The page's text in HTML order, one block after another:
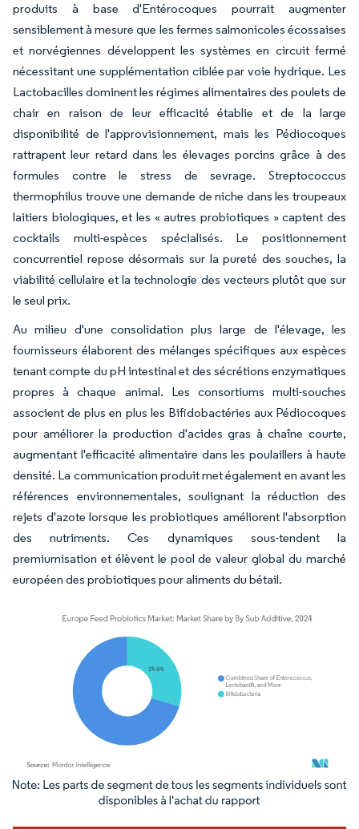
produits à base d'Entérocoques pourrait augmenter
sensiblement à mesure que les fermes salmonicoles écossaises
et norvégiennes développent les systèmes en circuit fermé
nécessitant une supplémentation ciblée par voie hydrique. Les
Lactobacilles dominent les régimes alimentaires des poulets de
chair en raison de leur efficacité établie et de la large
disponibilité de l'approvisionnement, mais les Pédiocoques
rattrapent leur retard dans les élevages porcins grâce à des
formules contre le stress de sevrage. Streptococcus
thermophilus trouve une demande de niche dans les troupeaux
laitiers biologiques, et les « autres probiotiques » captent des
cocktails multi-espèces spécialisés. Le positionnement
concurrentiel repose désormais sur la pureté des souches, la
viabilité cellulaire et la technologie des vecteurs plutôt que sur
le seul prix.
Au milieu d'une consolidation plus large de l'élevage, les
fournisseurs élaborent des mélanges spécifiques aux espèces
tenant compte du pH intestinal et des sécrétions enzymatiques
propres à chaque animal. Les consortiums multi-souches
associent de plus en plus les Bifidobactéries aux Pédiocoques
pour améliorer la production d'acides gras à chaîne courte,
augmentant l'efficacité alimentaire dans les poulaillers à haute
densité. La communication produit met également en avant les
références environnementales, soulignant la réduction des
rejets d'azote lorsque les probiotiques améliorent l'absorption
des nutriments. Ces dynamiques sous-tendent la
premiumisation et élèvent le pool de valeur global du marché
européen des probiotiques pour aliments du bétail.
Image © Mordor Intelligence. La réutilisation nécessite une attribution sous CC BY